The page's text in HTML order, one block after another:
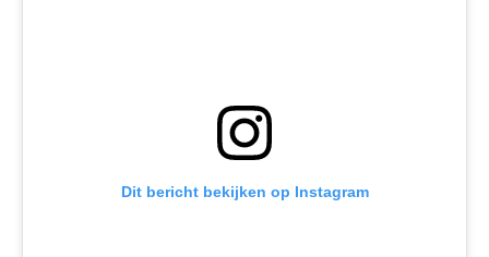
Dit bericht bekijken op Instagram